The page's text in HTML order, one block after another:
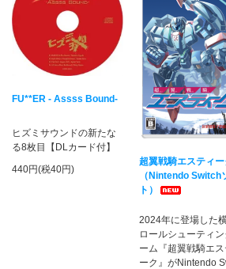
FU**ER - Assss Bound-
ヒズミサウンドの新たな
る8枚目【DLカード付】
440円(税40円)
超翼戦騎エスティー
（Nintendo Switch
ト）
2024年に登場した
ロールシューティ
ーム『超翼戦騎エス
ーク』がNintendo